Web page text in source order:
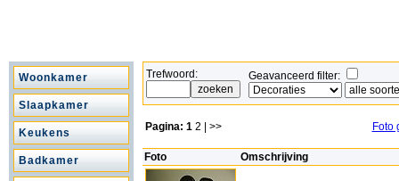
Woonkamer
Slaapkamer
Keukens
Badkamer
Trefwoord: Geavanceerd filter:
Pagina: 1 2 | >> Foto
Foto Omschrijving